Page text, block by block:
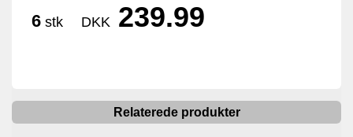
6 stk DKK 239.99
Relaterede produkter